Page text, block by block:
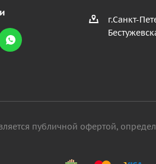
г.Санкт-
публичной офертой,